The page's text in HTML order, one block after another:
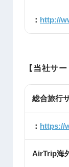
： http://
【当社サ
総合旅行
： https://
AirTrip海